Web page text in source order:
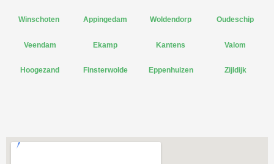
Winschoten
Veendam
Hoogezand
Appingedam
Ekamp
Finsterwolde
Woldendorp
Kantens
Eppenhuizen
Oudeschip
Valom
Zijldijk